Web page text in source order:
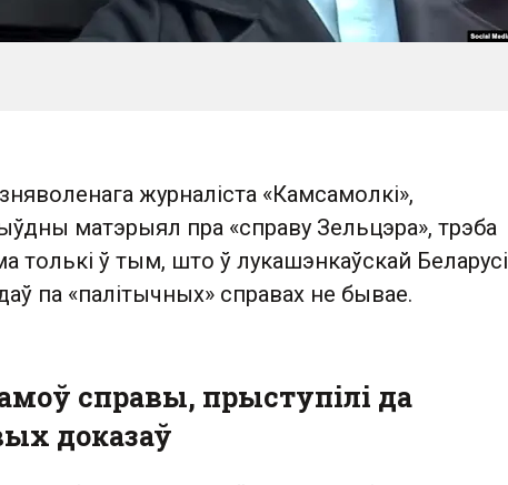
журналіста «Камсамолкі»,
матэрыял пра «справу Зельцэра», трэба
толькі ў тым, што ў лукашэнкаўскай Беларусі
па «палітычных» справах не бывае.
справы, прыступілі да
доказаў